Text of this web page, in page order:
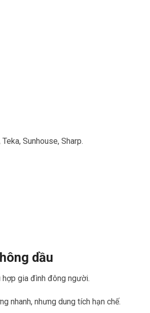
Sunhouse, Sharp.
dầu
hợp gia đình đông người.
nhanh, nhưng dung tích hạn chế.